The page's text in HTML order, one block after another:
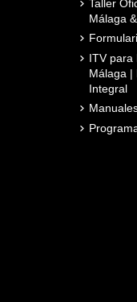
Taller
Málaga
ITV para
Málaga |
Integral